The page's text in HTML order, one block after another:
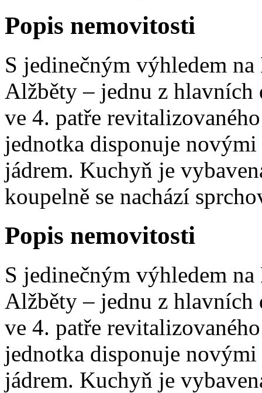
Popis nemovitosti
S jedinečným výhledem
Alžběty – jednu z hlavních
ve 4. patře
jednotka disponuje
jádrem. Kuchyň je
koupelně se nachází
Popis nemovitosti
S jedinečným výhledem
Alžběty – jednu z hlavních
ve 4. patře
jednotka disponuje
jádrem. Kuchyň je